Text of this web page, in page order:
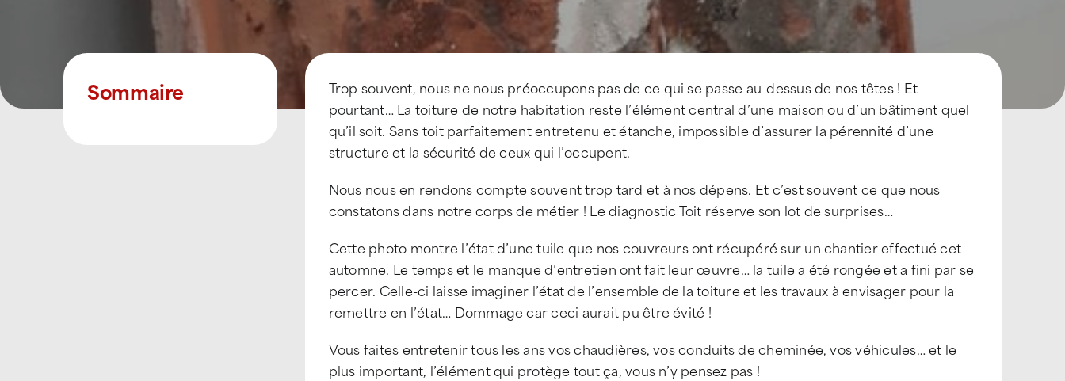
Sommaire
Trop souvent, nous ne nous préoccupons pas de ce qui se passe au-dessus de nos têtes ! Et
pourtant… La toiture de notre habitation reste l’élément central d’une maison ou d’un bâtiment quel
qu’il soit. Sans toit parfaitement entretenu et étanche, impossible d’assurer la pérennité d’une
structure et la sécurité de ceux qui l’occupent.
Nous nous en rendons compte souvent trop tard et à nos dépens. Et c’est souvent ce que nous
constatons dans notre corps de métier ! Le diagnostic Toit réserve son lot de surprises…
Cette photo montre l’état d’une tuile que nos couvreurs ont récupéré sur un chantier effectué cet
automne. Le temps et le manque d’entretien ont fait leur œuvre… la tuile a été rongée et a fini par se
percer. Celle-ci laisse imaginer l’état de l’ensemble de la toiture et les travaux à envisager pour la
remettre en l’état… Dommage car ceci aurait pu être évité !
Vous faites entretenir tous les ans vos chaudières, vos conduits de cheminée, vos véhicules… et le
plus important, l’élément qui protège tout ça, vous n’y pensez pas !